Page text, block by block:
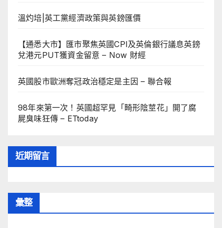
溫灼培|英工黨經濟政策與英鎊匯價
【通悉大市】匯市聚焦英國CPI及英倫銀行議息英鎊
兌港元PUT獲資金留意 – Now 財經
英國股市歐洲奪冠政治穩定是主因 – 聯合報
98年來第一次！英國超罕見「畸形陰莖花」開了腐
屍臭味狂傳 – ETtoday
近期留言
彙整